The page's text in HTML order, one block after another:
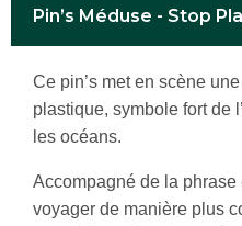
Pin’s Méduse - Stop
Ce pin’s met en scène
plastique, symbole fort de
les océans.
Accompagné de la
voyager de manière plus